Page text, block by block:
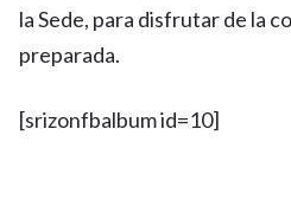
la Sede, para disfrutar de la
preparada.
[srizonfbalbum id=10]